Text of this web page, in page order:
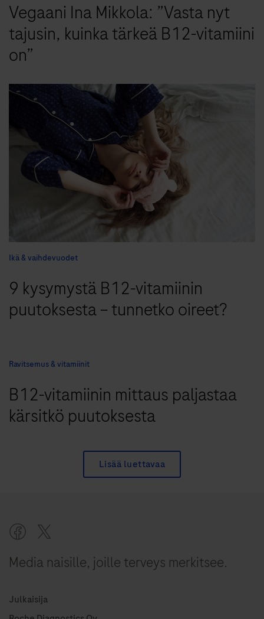
Vegaani Ina Mikkola: ”Vasta nyt
tajusin, kuinka tärkeä B12-vitamiini
on”
Ikä & vaihdevuodet
9 kysymystä B12-vitamiinin
puutoksesta – tunnetko oireet?
Ravitsemus & vitamiinit
B12-vitamiinin mittaus paljastaa
kärsitkö puutoksesta
Lisää luettavaa
Media naisille, joille terveys merkitsee.
Julkaisija